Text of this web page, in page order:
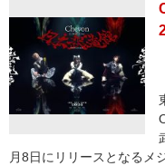
月8日にリリースとなるメ